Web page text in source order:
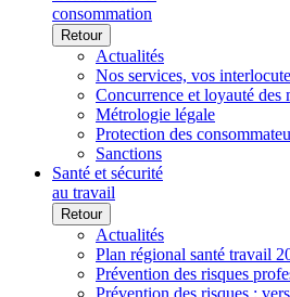
consommation
Retour
Actualités
Nos services, vos
Concurrence et loyauté des
Métrologie légale
Protection des
Sanctions
Santé et sécurité
au travail
Retour
Actualités
Plan régional santé travail
Prévention des risques
Prévention des risques :